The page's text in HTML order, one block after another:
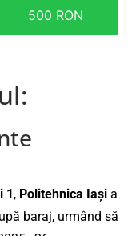
500 RON
1 , Politehnica Iași a
baraj, urmând să